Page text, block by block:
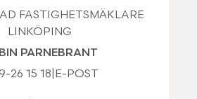
FASTIGHETSMÄKLARE
LINKÖPING
PARNEBRANT
26 15 18 E-POST